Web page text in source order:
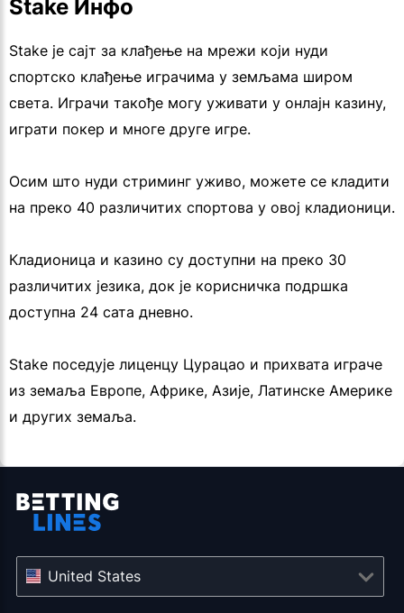
Stake Инфо
Stake је сајт за клађење на мрежи који нуди
спортско клађење играчима у земљама широм
света. Играчи такође могу уживати у онлајн казину,
играти покер и многе друге игре.
Осим што нуди стриминг уживо, можете се кладити
на преко 40 различитих спортова у овој кладионици.
Кладионица и казино су доступни на преко 30
различитих језика, док је корисничка подршка
доступна 24 сата дневно.
Stake поседује лиценцу Цурацао и прихвата играче
из земаља Европе, Африке, Азије, Латинске Америке
и других земаља.
United States